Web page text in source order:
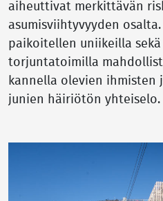
aiheuttivat merkittävän
asumisviihtyvyyden
paikoitellen uniikeilla
torjuntatoimilla
kannella olevien ihmisten
junien häiriötön yhteiselo.